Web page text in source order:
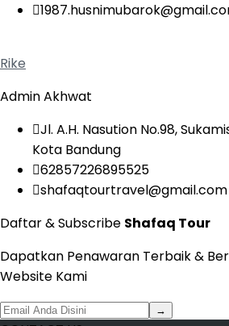
Rike
Admin Akhwat
Jl. A.H. Nasution No.98,
Kota Bandung
62857226895525
shafaqtourtravel@gmail.com
Daftar & Subscribe Shafaq Tour
Dapatkan Penawaran Terbaik &
Website Kami
→